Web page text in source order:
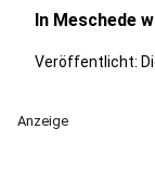
In Meschede
Veröffentlicht:
Anzeige